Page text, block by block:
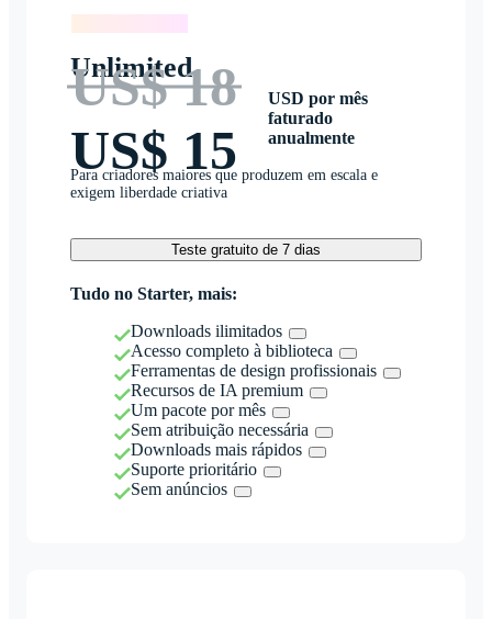
Unlimited
US$ 18
US$ 15
USD por mês
faturado
anualmente
Para criadores maiores que produzem em escala e
exigem liberdade criativa
Teste gratuito de 7 dias
Tudo no Starter, mais:
Downloads ilimitados
Acesso completo à biblioteca
Ferramentas de design profissionais
Recursos de IA premium
Um pacote por mês
Sem atribuição necessária
Downloads mais rápidos
Suporte prioritário
Sem anúncios